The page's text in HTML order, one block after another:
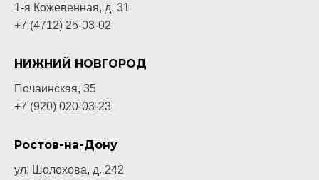
1-я Кожевенная, д. 31
+7 (4712) 25-03-02
НИЖНИЙ НОВГОРОД
Почаинская, 35
+7 (920) 020-03-23
Ростов-на-Дону
ул. Шолохова, д. 242